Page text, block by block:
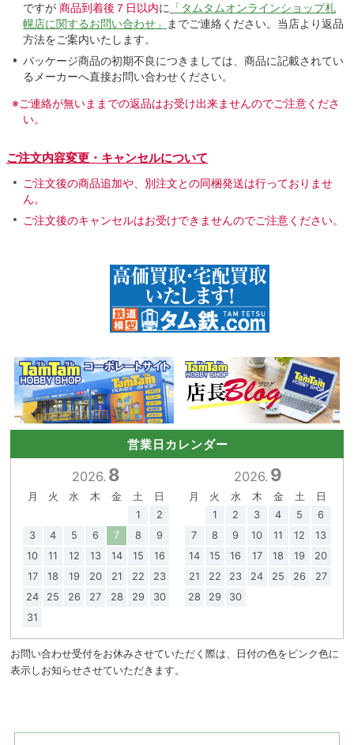
ですが 商品到着後７日以内に 「タムタムオンラインショップ札
幌店に関するお問い合わせ」
までご連絡ください。当店より返品
方法をご案内いたします。
パッケージ商品の初期不良につきましては、商品に記載されてい
るメーカーへ直接お問い合わせください。
※ご連絡が無いままでの返品はお受け出来ませんのでご注意くださ
い。
ご注文内容変更・キャンセルについて
ご注文後の商品追加や、別注文との同梱発送は行っておりませ
ん。
ご注文後のキャンセルはお受けできませんのでご注意ください。
営業日カレンダー
2026. 8
月 火 水 木 金 土
日
1
2
3
4 5 6 7 8
9
10
11 12 13 14 15
16
17
18 19 20 21 22
23
24
25 26 27 28 29
30
31
2026. 9
月 火 水 木 金 土
日
1
2 3 4 5
6
7
8 9 10 11 12
13
14
15 16 17 18 19
20
21
22 23 24 25 26
27
28
29 30
お問い合わせ受付をお休みさせていただく際は、日付の色をピンク色に
表示しお知らせさせていただきます。